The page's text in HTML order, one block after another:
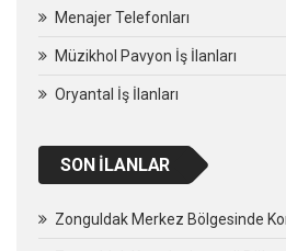
Menajer Telefonları
Müzikhol Pavyon İş İlanları
Oryantal İş İlanları
SON İLANLAR
Zonguldak Merkez Bölgesinde